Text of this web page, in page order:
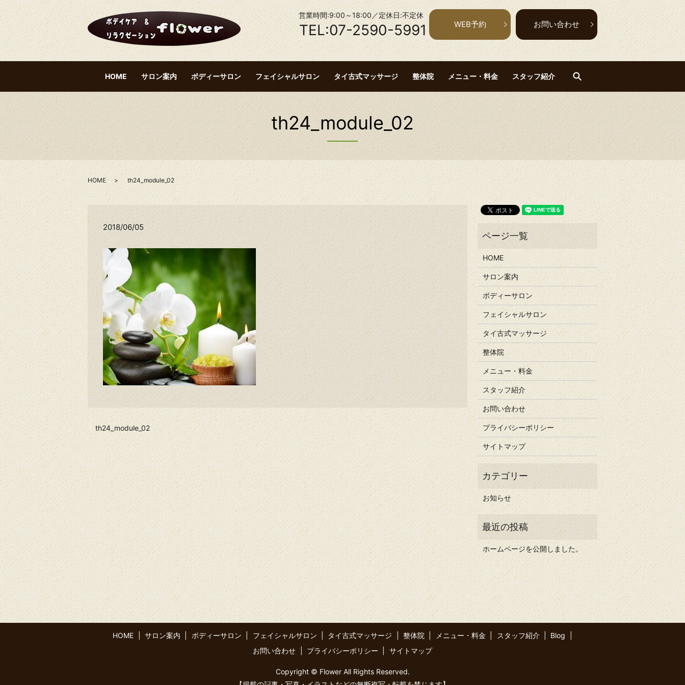
営業時間:9:00～18:00／定休日:不定休
TEL:07-2590-5991 お問い合わせ
WEB予約
HOME サロン案内 ボディーサロン フェイシャルサロン タイ古式マッサージ 整体院 メニュー・料金 スタッフ紹介
th24_module_02
HOME th24_module_02
2018/06/05
th24_module_02
HOME
サロン案内
ボディーサロン
フェイシャルサロン
タイ古式マッサージ
整体院
メニュー・料金
スタッフ紹介
お問い合わせ
プライバシーポリシー
サイトマップ
お知らせ
ホームページを公開しました。
HOME サロン案内 ボディーサロン フェイシャルサロン タイ古式マッサージ 整体院 メニュー・料金 スタッフ紹介
Blog
お問い合わせ
プライバシーポリシー サイトマップ
Copyright © Flower All Rights Reserved.